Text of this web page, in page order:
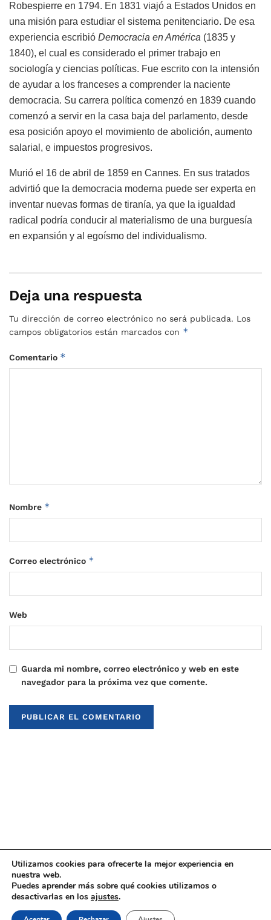
Robespierre en 1794. En 1831 viajó a Estados Unidos en
una misión para estudiar el sistema penitenciario. De esa
experiencia escribió Democracia en América (1835 y
1840), el cual es considerado el primer trabajo en
sociología y ciencias políticas. Fue escrito con la intensión
de ayudar a los franceses a comprender la naciente
democracia. Su carrera política comenzó en 1839 cuando
comenzó a servir en la casa baja del parlamento, desde
esa posición apoyo el movimiento de abolición, aumento
salarial, e impuestos progresivos.
Murió el 16 de abril de 1859 en Cannes. En sus tratados
advirtió que la democracia moderna puede ser experta en
inventar nuevas formas de tiranía, ya que la igualdad
radical podría conducir al materialismo de una burguesía
en expansión y al egoísmo del individualismo.
Deja una respuesta
Tu dirección de correo electrónico no será publicada. Los
campos obligatorios están marcados con *
Comentario *
Nombre *
Correo electrónico *
Web
Guarda mi nombre, correo electrónico y web en este
navegador para la próxima vez que comente.
© 2021Upaninews
Utilizamos cookies para ofrecerte la mejor experiencia en
nuestra web.
Puedes aprender más sobre qué cookies utilizamos o
desactivarlas en los ajustes.